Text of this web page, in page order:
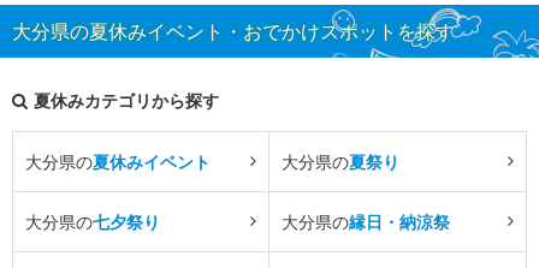
大分県の夏休みイベント・おでかけスポットを探す
夏休みカテゴリから探す
大分県の夏休みイベント 大分県の夏祭り
大分県の七夕祭り 大分県の縁日・納涼祭